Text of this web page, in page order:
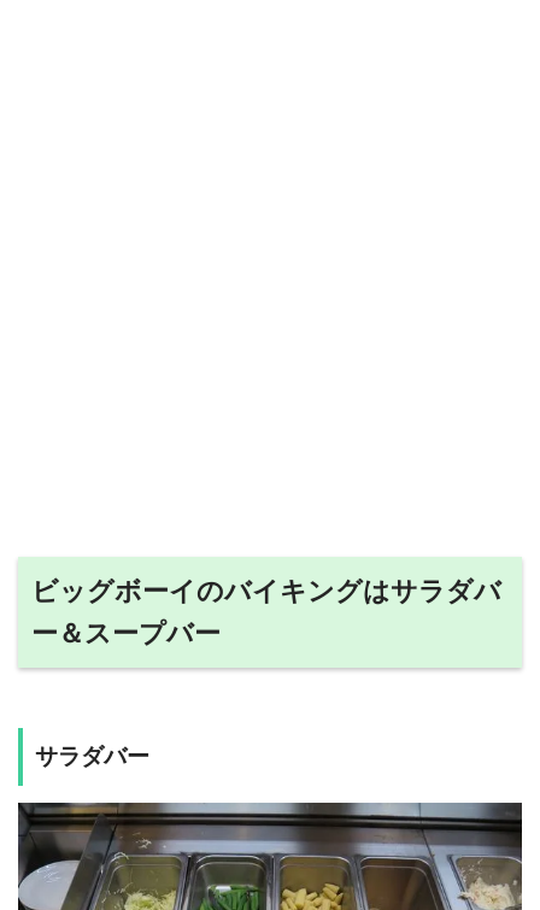
ビッグボーイのバイキングはサラダバ
ー＆スープバー
サラダバー